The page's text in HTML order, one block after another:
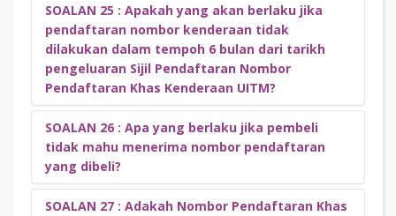
Cetakan Sijil Asal daripada pihak Unit Jualan
Nombor Pendaftaran Khas Kenderaan UiTM, Pejabat
Bendahari UiTM Shah Alam.
Salinan Kad Pengenalan/Salinan Identiti Pengenalan
Syarikat.
Salinan Pengesahan emel ke JPJ dari Unit Jualan
Nombor Pendaftaran Khas Kenderaan UiTM, Pejabat
Bendahari UiTM Shah Alam.
Tempoh akhir bagi pendaftaran nombor kenderaan adalah 6
bulan dari tarikh pengeluaran Sijil Pendaftaran Nombor
Pendaftaran Khas Kenderaan UITM.
SOALAN 25 : Apakah yang akan berlaku jika
pendaftaran nombor kenderaan tidak
dilakukan dalam tempoh 6 bulan dari tarikh
pengeluaran Sijil Pendaftaran Nombor
Pendaftaran Khas Kenderaan UITM?
Sijil Pendaftaran yang diberikan akan dianggap luput dan
tidak sah. Pihak pembeli perlu membuat permohonan
perlanjutan tempoh dan dikenakan caj seperti yang telah
ditetapkan.
SOALAN 26 : Apa yang berlaku jika pembeli
tidak mahu menerima nombor pendaftaran
yang dibeli?
Nombor Pendaftaran Khas Kenderaan UITM yang telah
SOALAN 27 : Adakah Nombor Pendaftaran Khas